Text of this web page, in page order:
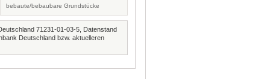
bebaute/bebaubare Grundstücke
71231-01-03-5, Datenstand
Deutschland bzw. aktuelleren